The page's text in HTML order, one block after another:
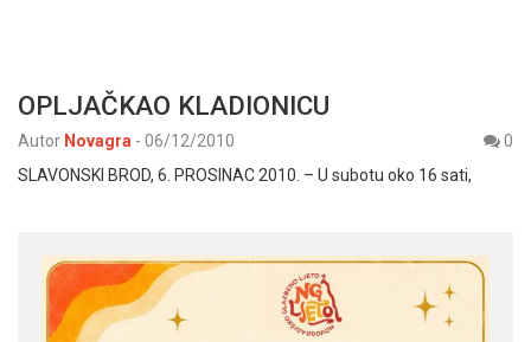
OPLJAČKAO KLADIONICU
Autor Novagra - 06/12/2010
0
SLAVONSKI BROD, 6. PROSINAC 2010. – U subotu oko 16 sati,